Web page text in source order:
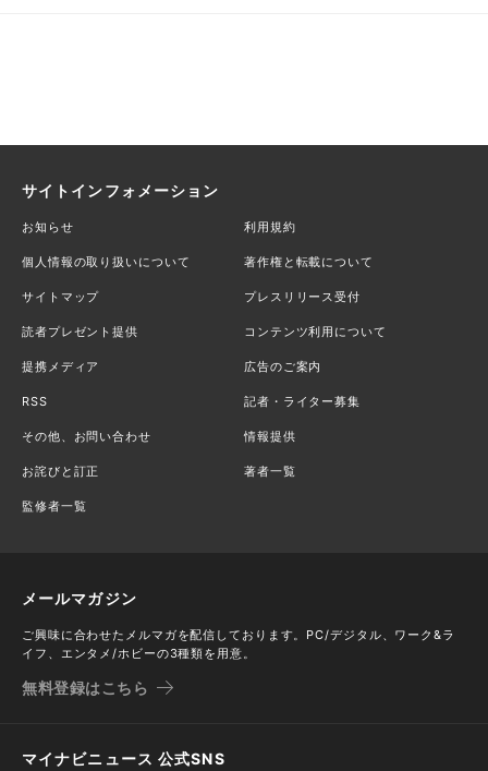
サイトインフォメーション
お知らせ 利用規約
個人情報の取り扱いについて 著作権と転載について
サイトマップ プレスリリース受付
読者プレゼント提供 コンテンツ利用について
提携メディア 広告のご案内
RSS 記者・ライター募集
その他、お問い合わせ 情報提供
お詫びと訂正 著者一覧
監修者一覧
メールマガジン
ご興味に合わせたメルマガを配信しております。PC/デジタル、ワーク&ラ
イフ、エンタメ/ホビーの3種類を用意。
無料登録はこちら
マイナビニュース 公式SNS